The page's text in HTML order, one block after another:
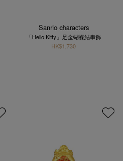
Sanrio characters
「Hello Kitty」足金蝴蝶結串飾
HK$1,730